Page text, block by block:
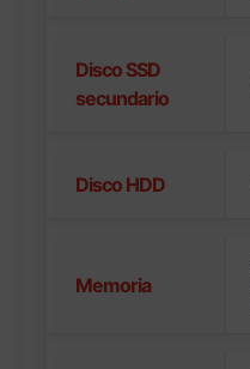
Disco SSD
secundario
Disco HDD
Memoria